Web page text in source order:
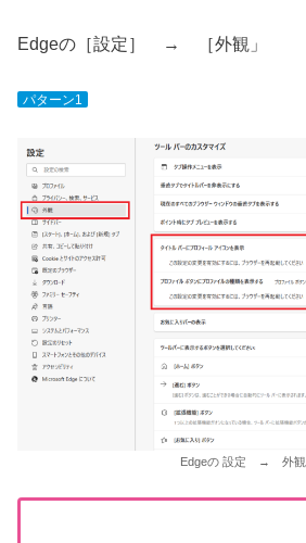
Edgeの［設定］ → ［外観」
パターン1
Edgeの 設定 → 外観